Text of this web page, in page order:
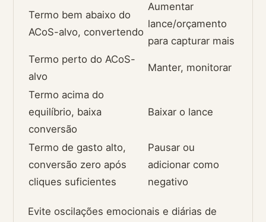
Termo bem abaixo do
ACoS-alvo, convertendo
Aumentar
lance/orçamento
para capturar mais
Termo perto do ACoS-
alvo
Manter, monitorar
Termo acima do
equilíbrio, baixa
conversão
Baixar o lance
Termo de gasto alto,
conversão zero após
cliques suficientes
Pausar ou
adicionar como
negativo
Evite oscilações emocionais e diárias de